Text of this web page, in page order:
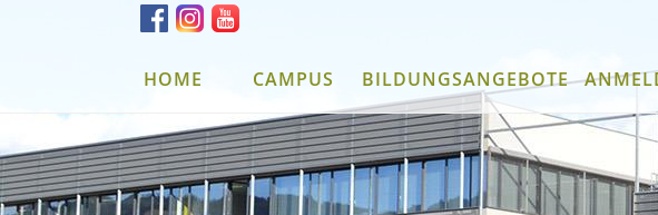
HOME CAMPUS BILDUNGSANGEBOTE